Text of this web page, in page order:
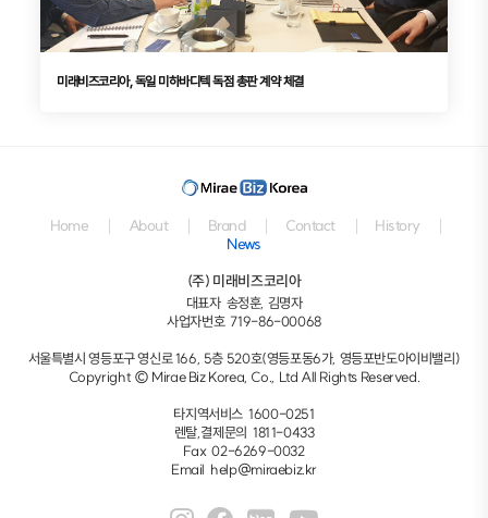
미래비즈코리아, 독일 미하바디텍 독점 총판 계약 체결
Home About Brand Contact
History
News
(주) 미래비즈코리아
대표자 송정훈, 김명자
사업자번호 719-86-00068
서울특별시 영등포구 영신로 166, 5층 520호(영등포동6가, 영등포반도아이비밸리)
Copyright © Mirae Biz Korea, Co., Ltd All Rights Reserved.
타지역서비스1600-0251
렌탈,결제문의 1811-0433
Fax02-6269-0032
Email help@miraebiz.kr